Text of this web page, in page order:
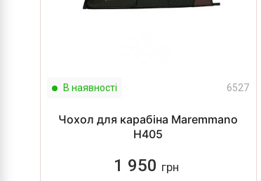
В наявності 6527
Чохол для карабіна Maremmano
H405
1 950 грн